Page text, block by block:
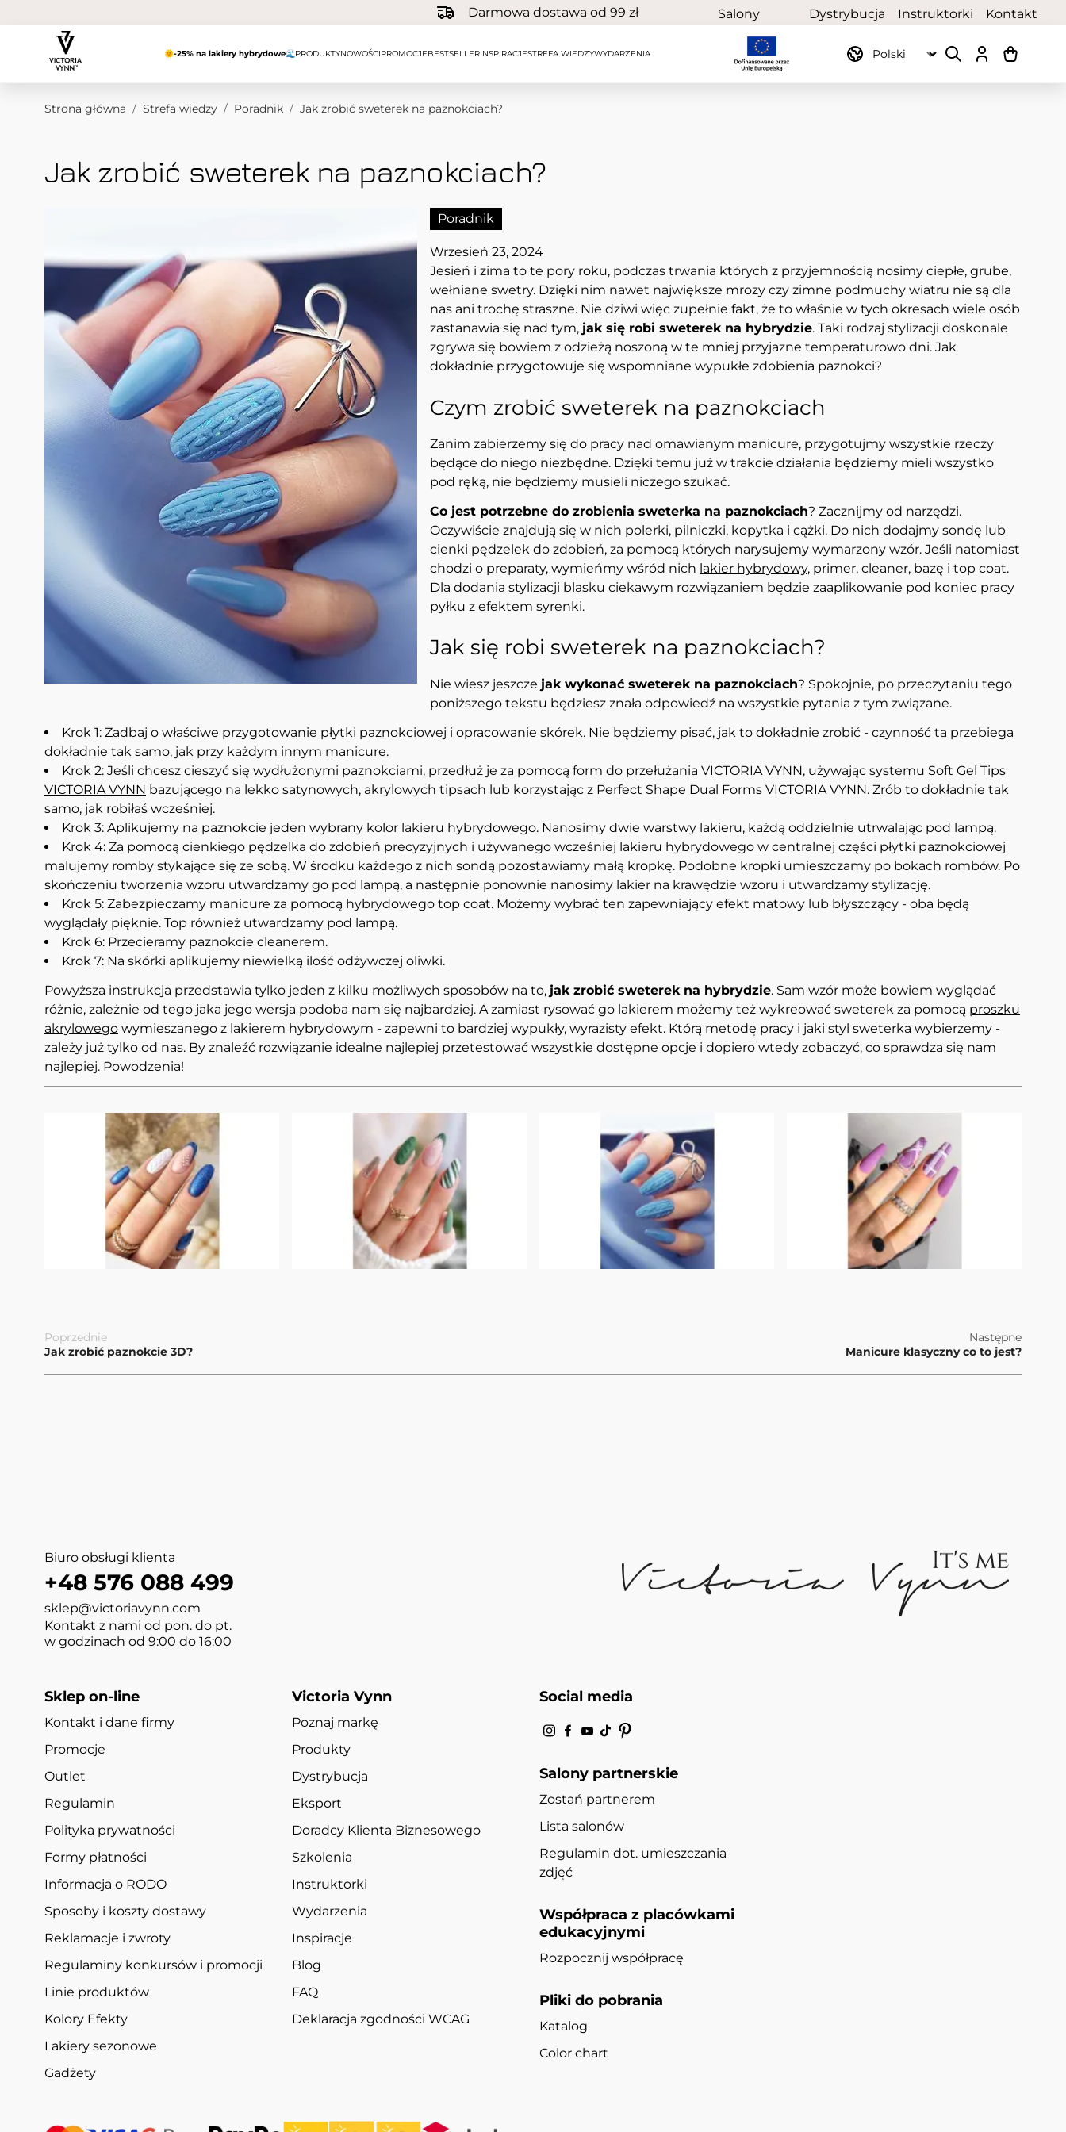
Darmowa dostawa od 99 zł
Salony
partnerskie
Dystrybucja Instruktorki Kontakt
🌞-25% na lakiery hybrydowe🌊 PRODUKTYNOWOŚCIPROMOCJEBESTSELLERINSPIRACJESTREFA WIEDZYWYDARZENIA
Strona główna / Strefa wiedzy / Poradnik / Jak zrobić sweterek na paznokciach?
Jak zrobić sweterek na paznokciach?
Poradnik
Wrzesień 23, 2024
Jesień i zima to te pory roku, podczas trwania których z przyjemnością nosimy ciepłe, grube,
wełniane swetry. Dzięki nim nawet największe mrozy czy zimne podmuchy wiatru nie są dla
nas ani trochę straszne. Nie dziwi więc zupełnie fakt, że to właśnie w tych okresach wiele osób
zastanawia się nad tym, jak się robi sweterek na hybrydzie. Taki rodzaj stylizacji doskonale
zgrywa się bowiem z odzieżą noszoną w te mniej przyjazne temperaturowo dni. Jak
dokładnie przygotowuje się wspomniane wypukłe zdobienia paznokci?
Czym zrobić sweterek na paznokciach
Zanim zabierzemy się do pracy nad omawianym manicure, przygotujmy wszystkie rzeczy
będące do niego niezbędne. Dzięki temu już w trakcie działania będziemy mieli wszystko
pod ręką, nie będziemy musieli niczego szukać.
Co jest potrzebne do zrobienia sweterka na paznokciach? Zacznijmy od narzędzi.
Oczywiście znajdują się w nich polerki, pilniczki, kopytka i cążki. Do nich dodajmy sondę lub
cienki pędzelek do zdobień, za pomocą których narysujemy wymarzony wzór. Jeśli natomiast
chodzi o preparaty, wymieńmy wśród nich lakier hybrydowy, primer, cleaner, bazę i top coat.
Dla dodania stylizacji blasku ciekawym rozwiązaniem będzie zaaplikowanie pod koniec pracy
pyłku z efektem syrenki.
Jak się robi sweterek na paznokciach?
Nie wiesz jeszcze jak wykonać sweterek na paznokciach? Spokojnie, po przeczytaniu tego
poniższego tekstu będziesz znała odpowiedź na wszystkie pytania z tym związane.
Krok 1: Zadbaj o właściwe przygotowanie płytki paznokciowej i opracowanie skórek. Nie będziemy pisać, jak to dokładnie zrobić - czynność ta przebiega
dokładnie tak samo, jak przy każdym innym manicure.
Krok 2: Jeśli chcesz cieszyć się wydłużonymi paznokciami, przedłuż je za pomocą form do przełużania VICTORIA VYNN, używając systemu Soft Gel Tips
VICTORIA VYNN bazującego na lekko satynowych, akrylowych tipsach lub korzystając z Perfect Shape Dual Forms VICTORIA VYNN. Zrób to dokładnie tak
samo, jak robiłaś wcześniej.
Krok 3: Aplikujemy na paznokcie jeden wybrany kolor lakieru hybrydowego. Nanosimy dwie warstwy lakieru, każdą oddzielnie utrwalając pod lampą.
Krok 4: Za pomocą cienkiego pędzelka do zdobień precyzyjnych i używanego wcześniej lakieru hybrydowego w centralnej części płytki paznokciowej
malujemy romby stykające się ze sobą. W środku każdego z nich sondą pozostawiamy małą kropkę. Podobne kropki umieszczamy po bokach rombów. Po
skończeniu tworzenia wzoru utwardzamy go pod lampą, a następnie ponownie nanosimy lakier na krawędzie wzoru i utwardzamy stylizację.
Krok 5: Zabezpieczamy manicure za pomocą hybrydowego top coat. Możemy wybrać ten zapewniający efekt matowy lub błyszczący - oba będą
wyglądały pięknie. Top również utwardzamy pod lampą.
Krok 6: Przecieramy paznokcie cleanerem.
Krok 7: Na skórki aplikujemy niewielką ilość odżywczej oliwki.
Powyższa instrukcja przedstawia tylko jeden z kilku możliwych sposobów na to, jak zrobić sweterek na hybrydzie. Sam wzór może bowiem wyglądać
różnie, zależnie od tego jaka jego wersja podoba nam się najbardziej. A zamiast rysować go lakierem możemy też wykreować sweterek za pomocą proszku
akrylowego wymieszanego z lakierem hybrydowym - zapewni to bardziej wypukły, wyrazisty efekt. Którą metodę pracy i jaki styl sweterka wybierzemy -
zależy już tylko od nas. By znaleźć rozwiązanie idealne najlepiej przetestować wszystkie dostępne opcje i dopiero wtedy zobaczyć, co sprawdza się nam
najlepiej. Powodzenia!
Poprzednie
Jak zrobić paznokcie 3D?
Następne
Manicure klasyczny co to jest?
Biuro obsługi klienta
+48 576 088 499
sklep@victoriavynn.com
Kontakt z nami od pon. do pt.
w godzinach od 9:00 do 16:00
Sklep on-line
Kontakt i dane firmy
Promocje
Outlet
Regulamin
Polityka prywatności
Formy płatności
Informacja o RODO
Sposoby i koszty dostawy
Reklamacje i zwroty
Regulaminy konkursów i promocji
Linie produktów
Kolory Efekty
Lakiery sezonowe
Gadżety
Victoria Vynn
Poznaj markę
Produkty
Dystrybucja
Eksport
Doradcy Klienta Biznesowego
Szkolenia
Instruktorki
Wydarzenia
Inspiracje
Blog
FAQ
Deklaracja zgodności WCAG
Social media
Salony partnerskie
Zostań partnerem
Lista salonów
Regulamin dot. umieszczania
zdjęć
Współpraca z placówkami
edukacyjnymi
Rozpocznij współpracę
Pliki do pobrania
Katalog
Color chart